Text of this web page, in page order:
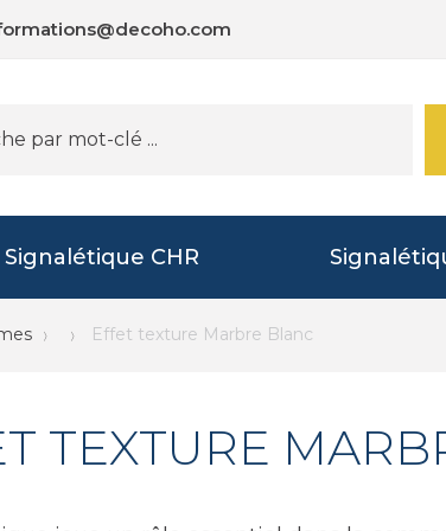
Signalétique CHR
Effet texture Marbre Blanc
TEXTURE